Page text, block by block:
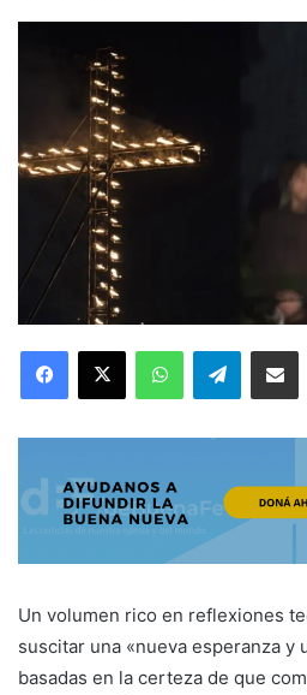
Telegram
Un volumen rico en reflexiones
suscitar una «nueva esperanza y
basadas en la certeza de que